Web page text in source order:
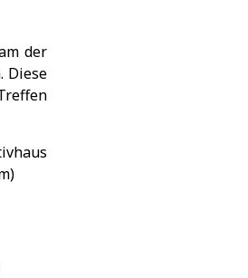
der
Diese